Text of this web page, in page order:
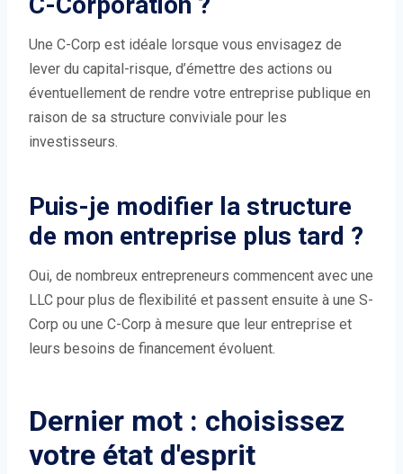
Une C-Corp est idéale lorsque vous envisagez de
lever du capital-risque, d’émettre des actions ou
éventuellement de rendre votre entreprise publique en
raison de sa structure conviviale pour les
investisseurs.
Puis-je modifier la structure
de mon entreprise plus tard ?
Oui, de nombreux entrepreneurs commencent avec une
LLC pour plus de flexibilité et passent ensuite à une S-
Corp ou une C-Corp à mesure que leur entreprise et
leurs besoins de financement évoluent.
Dernier mot : choisissez
votre état d'esprit